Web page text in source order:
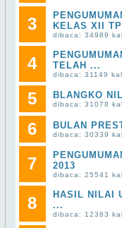
3
KELAS XII
dibaca: 34989
4
TELAH ...
dibaca: 31149
5 BLANGKO
dibaca: 31078
6 BULAN
dibaca: 30339
7
2013
dibaca: 25541
8
HASIL NILAI
...
dibaca: 12383